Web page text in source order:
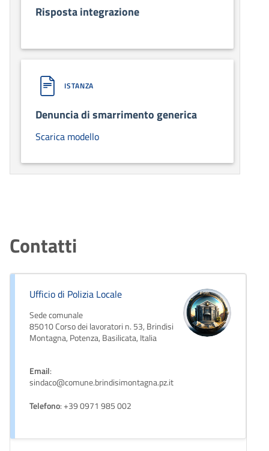
Risposta integrazione
ISTANZA
Denuncia di smarrimento generica
Scarica modello
Contatti
Ufficio di Polizia Locale
Sede comunale
85010 Corso dei lavoratori n. 53, Brindisi
Montagna, Potenza, Basilicata, Italia
Email:
sindaco@comune.brindisimontagna.pz.it
Telefono: +39 0971 985 002